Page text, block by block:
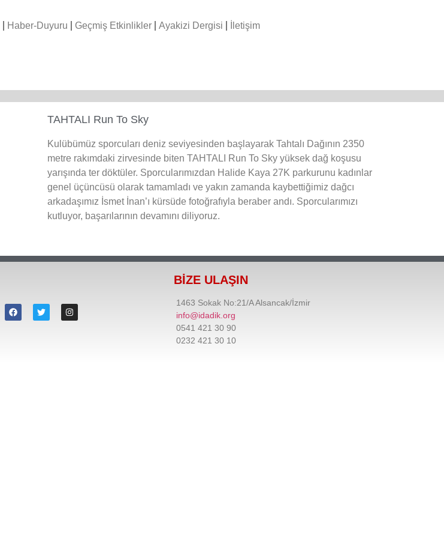
Haber-Duyuru Geçmiş Etkinlikler Ayakizi Dergisi İletişim
TAHTALI Run To Sky
Kulübümüz sporcuları deniz seviyesinden başlayarak Tahtalı Dağının 2350
metre rakımdaki zirvesinde biten TAHTALI
Run To Sky yüksek dağ koşusu
yarışında ter döktüler. Sporcularımızdan Halide Kaya 27K parkurunu kadınlar
genel üçüncüsü olarak tamamladı ve yakın zamanda kaybettiğimiz dağcı
arkadaşımız İsmet İnan’ı kürsüde fotoğrafıyla beraber andı. Sporcularımızı
kutluyor, başarılarının devamını diliyoruz.
BİZE ULAŞIN
1463 Sokak No:21/A Alsancak/İzmir
info@idadik.org
0541 421 30 90
0232 421 30 10